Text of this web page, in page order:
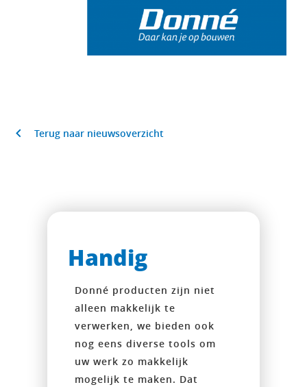
Terug naar nieuwsoverzicht
Handig
Donné producten zijn niet
alleen makkelijk te
verwerken, we bieden ook
nog eens diverse tools om
uw werk zo makkelijk
mogelijk te maken. Dat